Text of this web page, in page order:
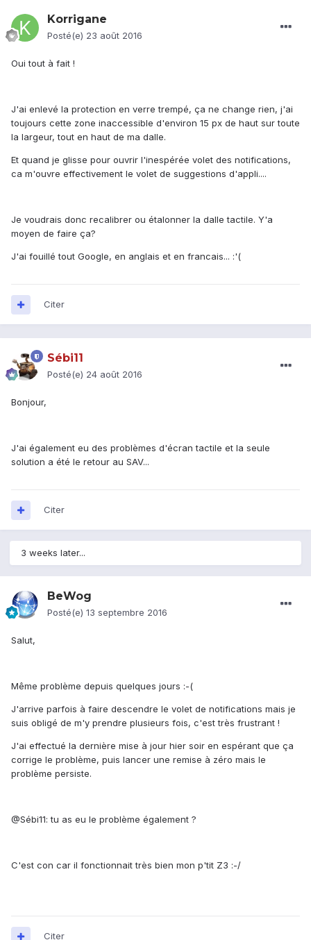
Korrigane
Posté(e) 23 août 2016
Oui tout à fait !
J'ai enlevé la protection en verre trempé, ça ne change rien, j'ai
toujours cette zone inaccessible d'environ 15 px de haut sur toute
la largeur, tout en haut de ma dalle.
Et quand je glisse pour ouvrir l'inespérée volet des notifications,
ca m'ouvre effectivement le volet de suggestions d'appli....
Je voudrais donc recalibrer ou étalonner la dalle tactile. Y'a
moyen de faire ça?
J'ai fouillé tout Google, en anglais et en francais... :'(
Citer
Sébi11
Posté(e) 24 août 2016
Bonjour,
J'ai également eu des problèmes d'écran tactile et la seule
solution a été le retour au SAV...
Citer
3 weeks later...
BeWog
Posté(e) 13 septembre 2016
Salut,
Même problème depuis quelques jours :-(
J'arrive parfois à faire descendre le volet de notifications mais je
suis obligé de m'y prendre plusieurs fois, c'est très frustrant !
J'ai effectué la dernière mise à jour hier soir en espérant que ça
corrige le problème, puis lancer une remise à zéro mais le
problème persiste.
@Sébi11: tu as eu le problème également ?
C'est con car il fonctionnait très bien mon p'tit Z3 :-/
Citer